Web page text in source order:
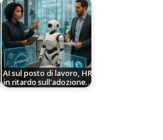
AI sul posto di lavoro, HR
in ritardo sull'adozione…